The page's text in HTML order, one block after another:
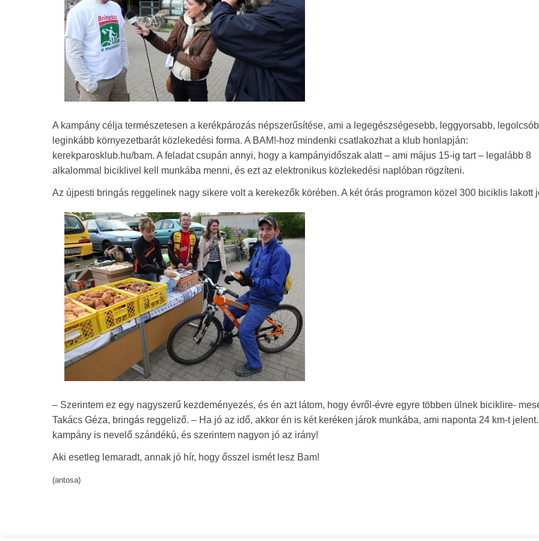
A kampány célja természetesen a kerékpározás népszerűsítése, ami a legegészségesebb, leggyorsabb,
leginkább környezetbarát közlekedési forma. A BAM!-hoz mindenki csatlakozhat a klub honlapján:
kerekparosklub.hu/bam. A feladat csupán annyi, hogy a kampányidőszak alatt – ami május 15-ig tart – legalább 8
alkalommal biciklivel kell munkába menni, és ezt az elektronikus közlekedési naplóban rögzíteni.
Az újpesti bringás reggelinek nagy sikere volt a kerekezők körében. A két órás programon közel 300 biciklis lakott
– Szerintem ez egy nagyszerű kezdeményezés, és én azt látom, hogy évről-évre egyre többen ülnek biciklire-
Takács Géza, bringás reggeliző. – Ha jó az idő, akkor én is két keréken járok munkába, ami naponta 24 km-t
kampány is nevelő szándékú, és szerintem nagyon jó az irány!
Aki esetleg lemaradt, annak jó hír, hogy ősszel ismét lesz Bam!
(antosa)